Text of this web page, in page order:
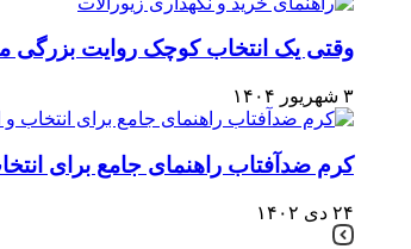
وقتی یک انتخاب کوچک روایت بزرگی
۳ شهریور ۱۴۰۴
کرم ضدآفتاب راهنمای جامع برای
۲۴ دی ۱۴۰۲